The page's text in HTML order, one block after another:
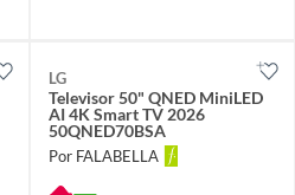
LG
Televisor 50" QNED MiniLED
AI 4K Smart TV 2026
50QNED70BSA
Por FALABELLA